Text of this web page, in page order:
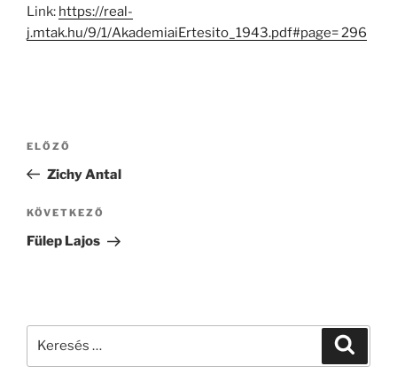
Link: https://real-
j.mtak.hu/9/1/AkademiaiErtesito_1943.pdf#page= 296
Bejegyzés
Korábbi
bejegyzés
ELŐZŐ
Zichy Antal
Következő
bejegyzés
KÖVETKEZŐ
Fülep Lajos